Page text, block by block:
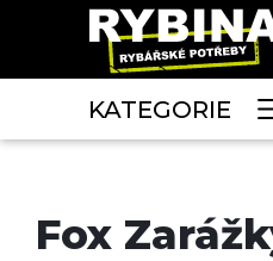
KATEGORIE
Fox